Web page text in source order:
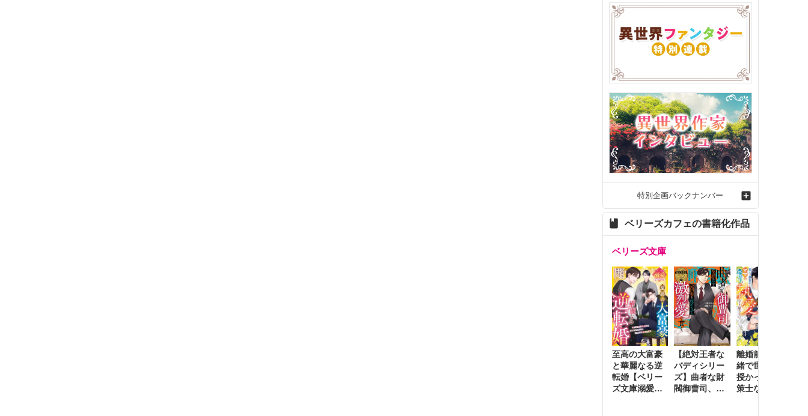
特別企画バックナンバー
ベリーズカフェの書籍化作品
ベリーズ文庫
至高の大富豪
と華麗なる逆
転婚【ベリー
ズ文庫溺愛ア
【絶対王者な
バディシリー
ズ】曲者な財
閥御曹司、笑
離婚前夜に内
緒で世継ぎを
授かったら～
策士な御曹司